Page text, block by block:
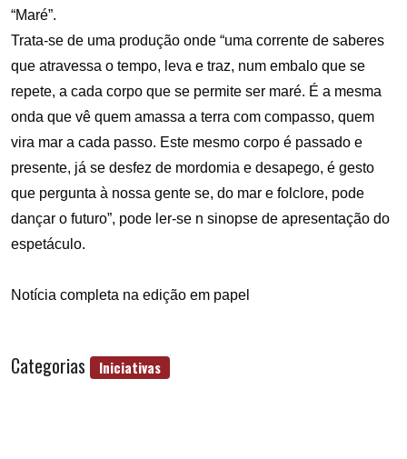
“Maré”.
Trata-se de uma produção onde “uma corrente de saberes
que atravessa o tempo, leva e traz, num embalo que se
repete, a cada corpo que se permite ser maré. É a mesma
onda que vê quem amassa a terra com compasso, quem
vira mar a cada passo. Este mesmo corpo é passado e
presente, já se desfez de mordomia e desapego, é gesto
que pergunta à nossa gente se, do mar e folclore, pode
dançar o futuro”, pode ler-se n sinopse de apresentação do
espetáculo.
Notícia completa na edição em papel
Categorias Iniciativas